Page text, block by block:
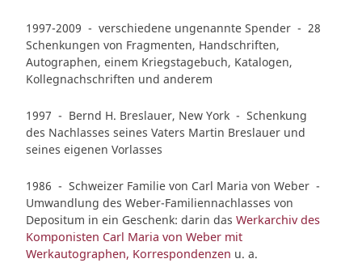
1997-2009 - verschiedene ungenannte Spender - 28
Schenkungen von Fragmenten, Handschriften,
Autographen, einem Kriegstagebuch, Katalogen,
Kollegnachschriften und anderem
1997 - Bernd H. Breslauer, New York - Schenkung
des Nachlasses seines Vaters Martin Breslauer und
seines eigenen Vorlasses
1986 - Schweizer Familie von Carl Maria von Weber -
Umwandlung des Weber-Familiennachlasses von
Depositum in ein Geschenk: darin das Werkarchiv des
Komponisten Carl Maria von Weber mit
Werkautographen, Korrespondenzen u. a.